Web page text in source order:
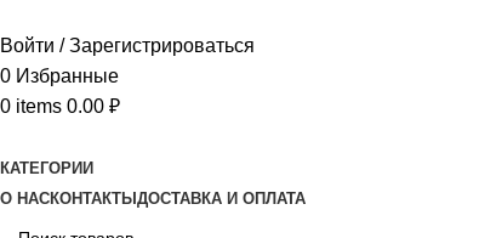
Войти / Зарегистрироваться
0 Избранные
0 items 0.00 ₽
КАТЕГОРИИ
О НАСКОНТАКТЫ ДОСТАВКА И ОПЛАТА